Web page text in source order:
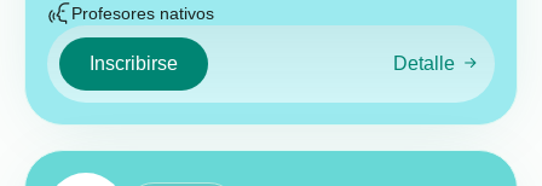
Profesores nativos
Inscribirse Detalle